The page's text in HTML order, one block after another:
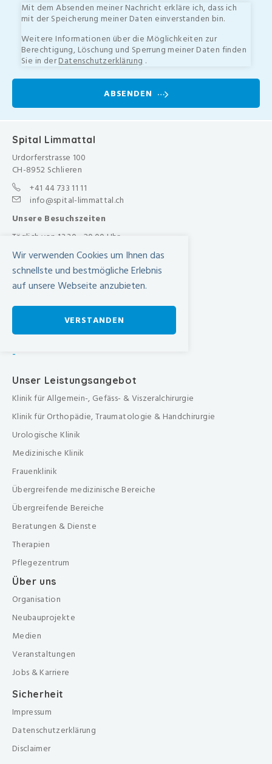
Mit dem Absenden meiner Nachricht erkläre ich, dass ich
mit der Speicherung meiner Daten einverstanden bin.
Weitere Informationen über die Möglichkeiten zur
Berechtigung, Löschung und Sperrung meiner Daten finden
Sie in derDatenschutzerklärung.
ABSENDEN
Spital Limmattal
Urdorferstrasse 100
CH-8952 Schlieren
+41 44 733 11 11
info@spital-limmattal.ch
Unsere Besuchszeiten
Täglich von 13.30 - 20.00 Uhr
Anfahrt
SBB Online-Fahrplan ›
Wegbeschreibung in Google Maps
Unser Leistungsangebot
Klinik für Allgemein-, Gefäss- & Viszeralchirurgie
Klinik für Orthopädie, Traumatologie & Handchirurgie
Urologische Klinik
Medizinische Klinik
Frauenklinik
Übergreifende medizinische Bereiche
Übergreifende Bereiche
Beratungen & Dienste
Therapien
Pflegezentrum
Über uns
Organisation
Neubauprojekte
Medien
Veranstaltungen
Jobs & Karriere
Sicherheit
Impressum
Datenschutzerklärung
Disclaimer
Wir verwenden Cookies um Ihnen das
schnellste und bestmögliche Erlebnis
auf unsere Webseite anzubieten.
VERSTANDEN
-